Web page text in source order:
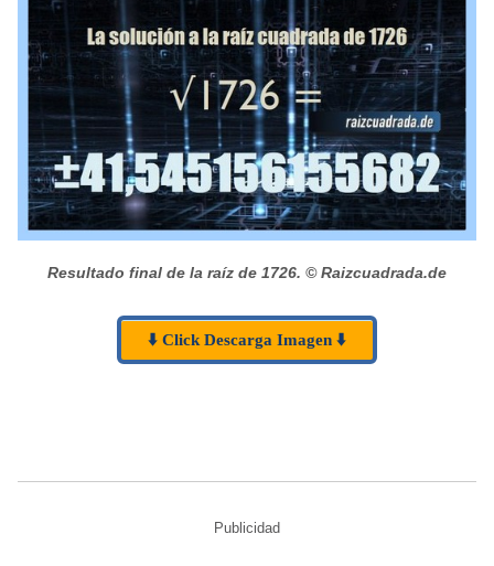
Resultado final de la raíz de 1726. © Raizcuadrada.de
⬇️ Click Descarga Imagen ⬇️
Publicidad